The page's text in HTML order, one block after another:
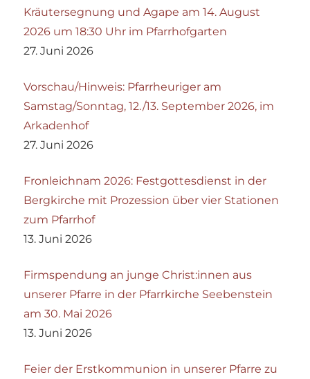
Kräutersegnung und Agape am 14. August
2026 um 18:30 Uhr im Pfarrhofgarten
27. Juni 2026
Vorschau/Hinweis: Pfarrheuriger am
Samstag/Sonntag, 12./13. September 2026, im
Arkadenhof
27. Juni 2026
Fronleichnam 2026: Festgottesdienst in der
Bergkirche mit Prozession über vier Stationen
zum Pfarrhof
13. Juni 2026
Firmspendung an junge Christ:innen aus
unserer Pfarre in der Pfarrkirche Seebenstein
am 30. Mai 2026
13. Juni 2026
Feier der Erstkommunion in unserer Pfarre zu